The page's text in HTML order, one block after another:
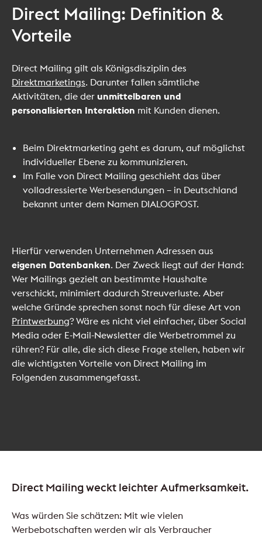
Direct Mailing: Definition &
Vorteile
Direct Mailing gilt als Königsdisziplin des
Direktmarketings. Darunter fallen sämtliche
Aktivitäten, die der unmittelbaren und
personalisierten Interaktion mit Kunden dienen.
Beim Direktmarketing geht es darum, auf möglichst
individueller Ebene zu kommunizieren.
Im Falle von Direct Mailing geschieht das über
volladressierte Werbesendungen – in Deutschland
bekannt unter dem Namen DIALOGPOST.
Hierfür verwenden Unternehmen Adressen aus
eigenen Datenbanken. Der Zweck liegt auf der Hand:
Wer Mailings gezielt an bestimmte Haushalte
verschickt, minimiert dadurch Streuverluste. Aber
welche Gründe sprechen sonst noch für diese Art von
Printwerbung? Wäre es nicht viel einfacher, über Social
Media oder E-Mail-Newsletter die Werbetrommel zu
rühren? Für alle, die sich diese Frage stellen, haben wir
die wichtigsten Vorteile von Direct Mailing im
Folgenden zusammengefasst.
Direct Mailing weckt leichter Aufmerksamkeit.
Was würden Sie schätzen: Mit wie vielen
Werbebotschaften werden wir als Verbraucher